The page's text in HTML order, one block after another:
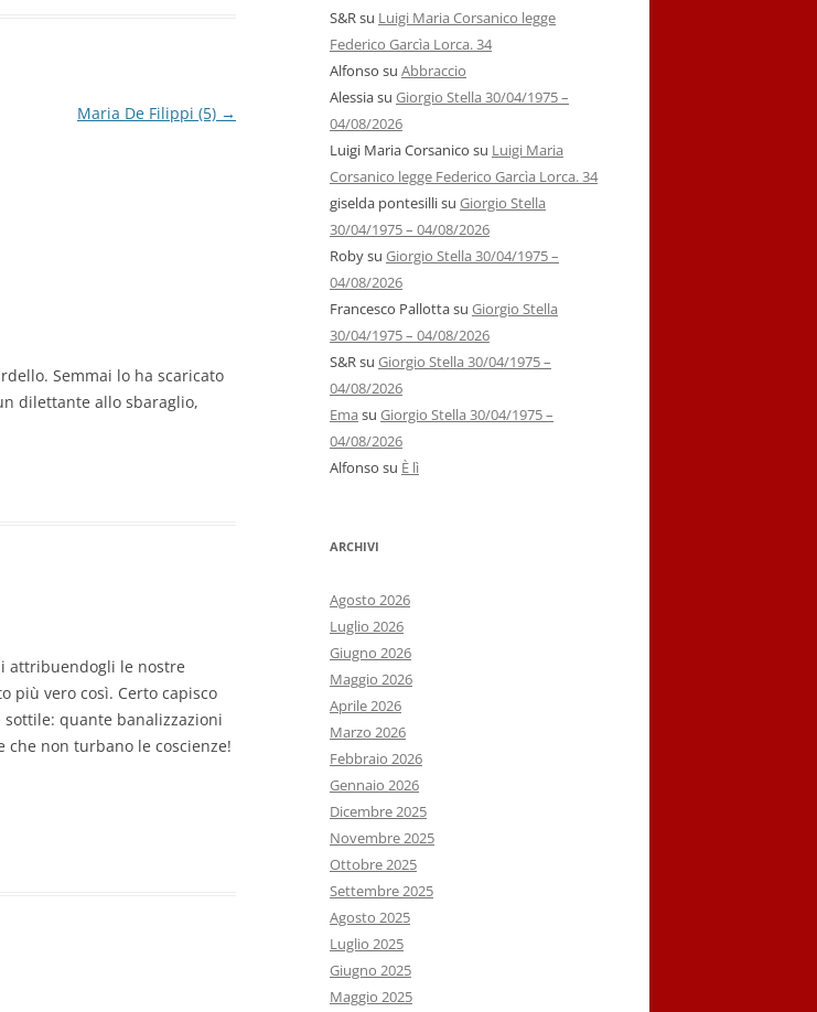
Maria De Filippi (5) →
Semmai lo ha scaricato
dilettante allo sbaraglio,
attribuendogli le nostre
più vero così. Certo capisco
sottile: quante banalizzazioni
non turbano le coscienze!
S&Rsu Luigi Maria Corsanico legge
Federico Garcìa Lorca. 34
Alfonso su Abbraccio
Alessiasu Giorgio Stella 30/04/1975 –
04/08/2026
Luigi Maria Corsanico su Luigi Maria
Corsanico legge Federico Garcìa Lorca. 34
giselda pontesillisu Giorgio Stella
30/04/1975 – 04/08/2026
Robysu Giorgio Stella 30/04/1975 –
04/08/2026
Francesco Pallottasu Giorgio Stella
30/04/1975 – 04/08/2026
S&Rsu Giorgio Stella 30/04/1975 –
04/08/2026
Ema su Giorgio Stella 30/04/1975 –
04/08/2026
Alfonso su È lì
ARCHIVI
Agosto 2026
Luglio 2026
Giugno 2026
Maggio 2026
Aprile 2026
Marzo 2026
Febbraio 2026
Gennaio 2026
Dicembre 2025
Novembre 2025
Ottobre 2025
Settembre 2025
Agosto 2025
Luglio 2025
Giugno 2025
Maggio 2025